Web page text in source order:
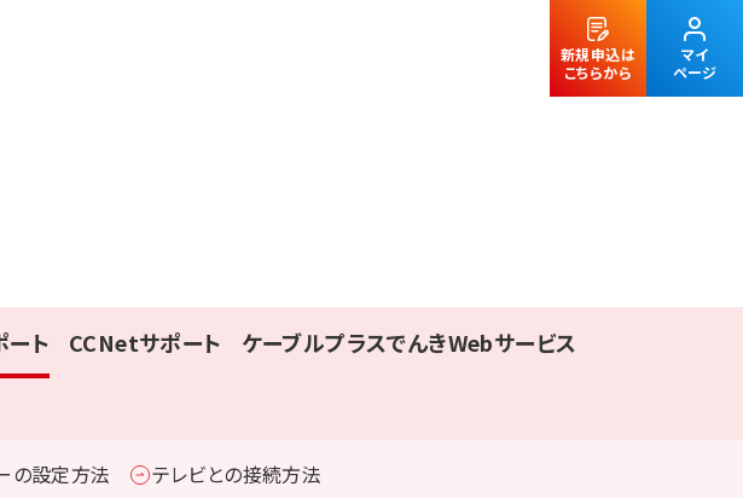
新規申込は
こちらから
マイ
ページ
ート CCNetサポート
ケーブルプラスでんきWebサービス
の設定方法
テレビとの接続方法